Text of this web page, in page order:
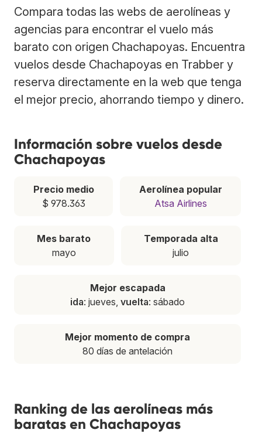
Compara todas las webs de aerolíneas y
agencias para encontrar el vuelo más
barato con origen Chachapoyas. Encuentra
vuelos desde Chachapoyas en Trabber y
reserva directamente en la web que tenga
el mejor precio, ahorrando tiempo y dinero.
Información sobre vuelos desde
Chachapoyas
Precio medio
$ 978.363
Aerolínea popular
Atsa Airlines
Mes barato
mayo
Temporada alta
julio
Mejor escapada
ida: jueves, vuelta: sábado
Mejor momento de compra
80 días de antelación
Ranking de las aerolíneas más
baratas en Chachapoyas